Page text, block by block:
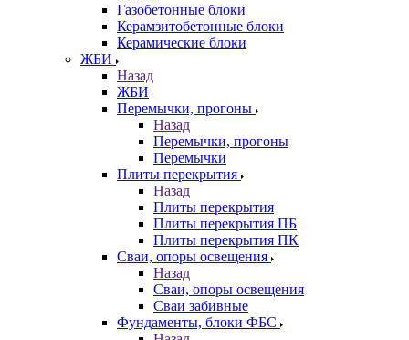
Газобетонные блоки
Керамзитобетонные блоки
Керамические блоки
ЖБИ
Назад
ЖБИ
Перемычки, прогоны
Назад
Перемычки, прогоны
Перемычки
Плиты перекрытия
Назад
Плиты перекрытия
Плиты перекрытия ПБ
Плиты перекрытия ПК
Сваи, опоры освещения
Назад
Сваи, опоры освещения
Сваи забивные
Фундаменты, блоки ФБС